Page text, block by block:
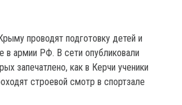
проводят подготовку детей и
в армии РФ. В сети опубликовали
запечатлено, как в Керчи ученики
строевой смотр в спортзале